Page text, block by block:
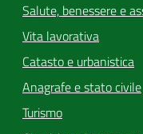
Salute, benessere e
Vita lavorativa
Catasto e urbanistica
Anagrafe e stato civile
Turismo